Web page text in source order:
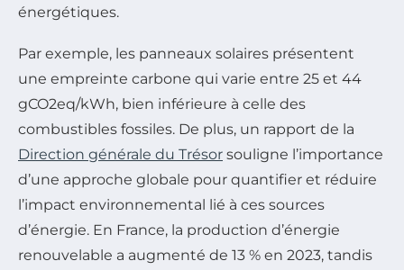
énergétiques.
Par exemple, les panneaux solaires présentent
une empreinte carbone qui varie entre 25 et 44
gCO2eq/kWh, bien inférieure à celle des
combustibles fossiles. De plus, un rapport de la
Direction générale du Trésor souligne l’importance
d’une approche globale pour quantifier et réduire
l’impact environnemental lié à ces sources
d’énergie. En France, la production d’énergie
renouvelable a augmenté de 13 % en 2023, tandis